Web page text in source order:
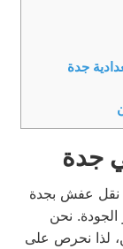
جدة
جدة
نقل عفش بجدة
نحن
لذا نحرص على